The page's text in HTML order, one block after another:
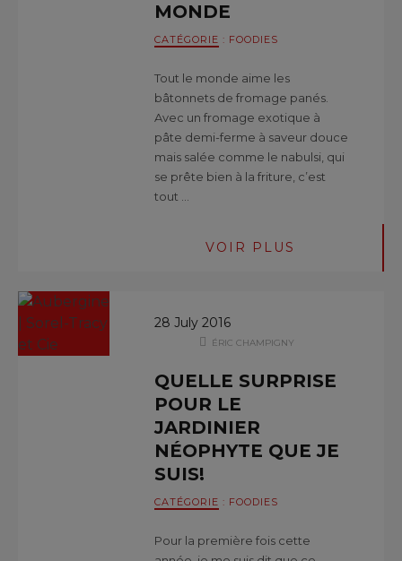
MONDE
CATÉGORIE : FOODIES
Tout le monde aime les
bâtonnets de fromage panés.
Avec un fromage exotique à
pâte demi-ferme à saveur douce
mais salée comme le nabulsi, qui
se prête bien à la friture, c’est
tout …
VOIR PLUS
28 July 2016
ÉRIC CHAMPIGNY
QUELLE SURPRISE
POUR LE
JARDINIER
NÉOPHYTE QUE JE
SUIS!
CATÉGORIE : FOODIES
Pour la première fois cette